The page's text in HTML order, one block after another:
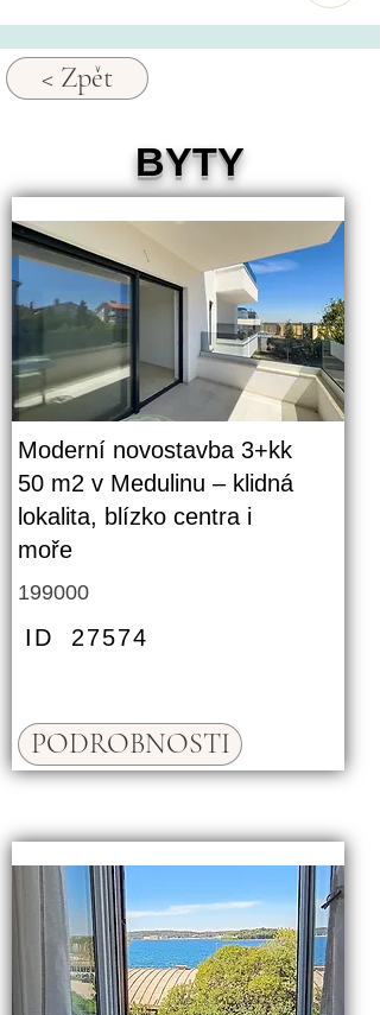
< Zpět
BYTY
Moderní novostavba 3+kk
50 m2 v Medulinu – klidná
lokalita, blízko centra i
moře
199000
ID 27574
PODROBNOSTI